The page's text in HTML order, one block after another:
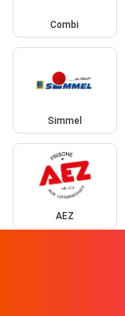
Combi
Simmel
AEZ